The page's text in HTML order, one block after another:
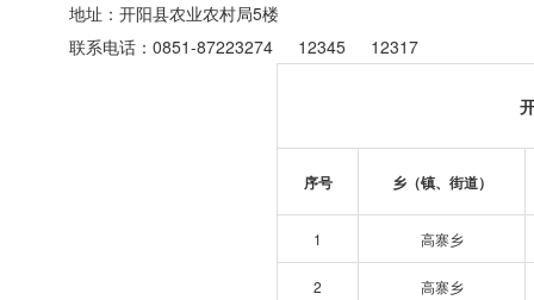
地址：开阳县农业农村局5楼
联系电话：0851-87223274 12345 12317
序号 乡（镇、街道）
1 高寨乡
2 高寨乡